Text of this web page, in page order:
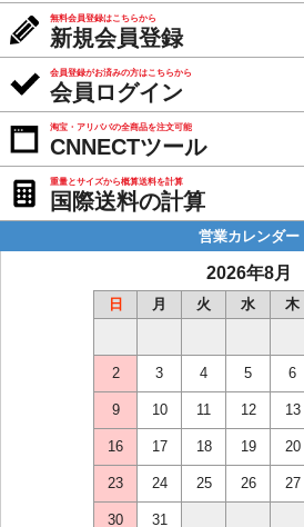
無料会員登録はこちらから
新規会員登録
会員登録がお済みの方はこちらから
会員ログイン
淘宝・アリババの全商品を注文可能
CNNECTツール
重量とサイズから概算送料を計算
国際送料の計算
営業カレンダー
2026年8月
日 月 火 水 木
2 3 4 5 6
9 10 11 12 13
16 17 18 19 20
23 24 25 26 27
30 31